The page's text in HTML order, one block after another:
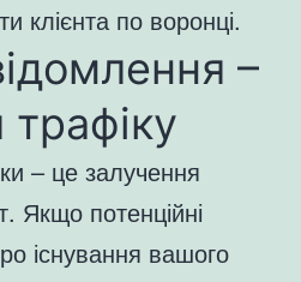
клієнта по воронці.
–
– це залучення
Якщо потенційні
існування вашого